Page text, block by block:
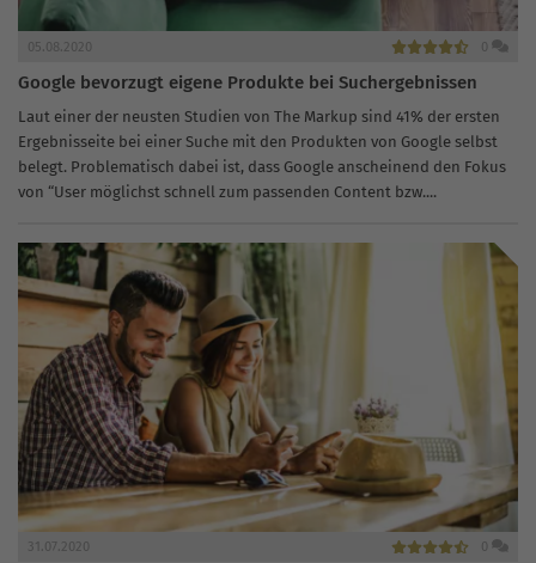
05.08.2020 0
Google bevorzugt eigene Produkte bei Suchergebnissen
Laut einer der neusten Studien von The Markup sind 41% der ersten
Ergebnisseite bei einer Suche mit den Produkten von Google selbst
belegt. Problematisch dabei ist, dass Google anscheinend den Fokus
von “User möglichst schnell zum passenden Content bzw....
31.07.2020 0